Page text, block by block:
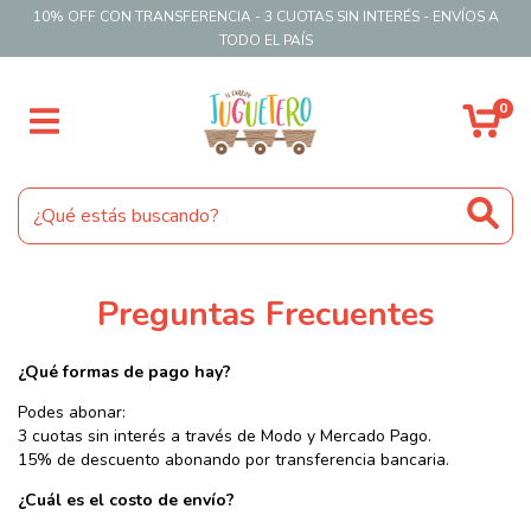
10% OFF CON TRANSFERENCIA - 3 CUOTAS SIN INTERÉS - ENVÍOS A
TODO EL PAÍS
0
Preguntas Frecuentes
¿Qué formas de pago hay?
Podes abonar:
3 cuotas sin interés a través de Modo y Mercado Pago.
15% de descuento abonando por transferencia bancaria.
¿Cuál es el costo de envío?